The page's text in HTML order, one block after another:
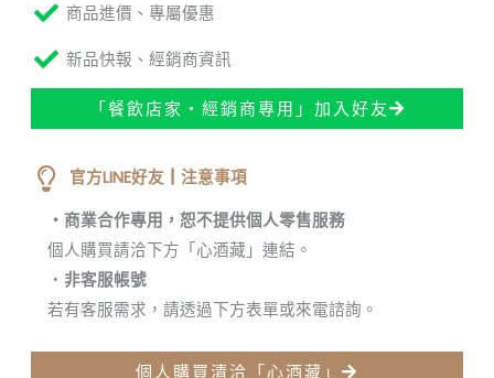
商品進價、專屬優惠
新品快報、經銷商資訊
「餐飲店家・經銷商專用」加入好友
官方LINE好友┃注意事項
・商業合作專用，恕不提供個人零售服務
個人購買請洽下方「心酒藏」連結。
・ 非客服帳號
若有客服需求，請透過下方表單或來電諮詢。
個人購買清洽「心酒藏」